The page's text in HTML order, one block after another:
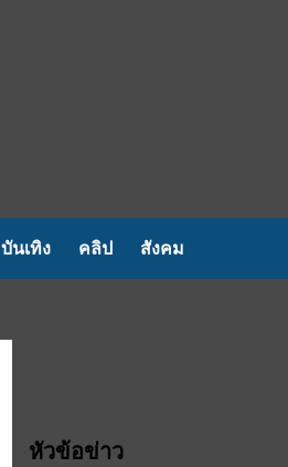
บันเทิง คลิป สังคม
หัวข้อข่าว